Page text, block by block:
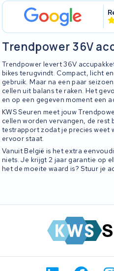
Trendpower 36V
Trendpower levert 36V
bikes terugvindt. Compact, licht
gebruik. Maar na een paar
cellen uit balans te raken. Het
en op een gegeven moment een
KWS Seuren meet jouw
cellen worden vervangen, de rest
testrapport zodat je precies weet
ervoor staat.
Vanuit België is het extra
niets. Je krijgt 2 jaar garantie op
het de moeite waard is? Stuur je